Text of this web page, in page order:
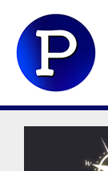
contenido